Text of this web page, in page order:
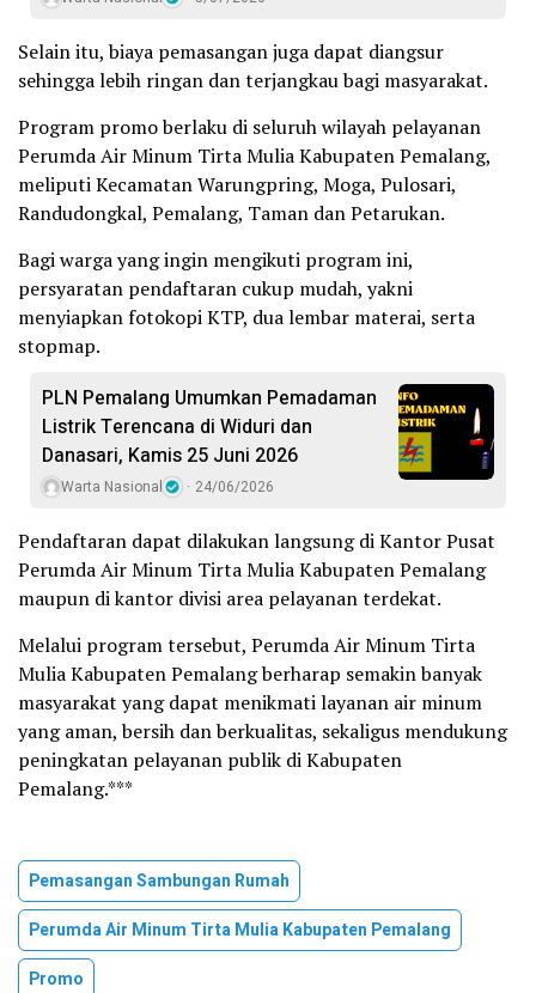
Selain itu, biaya pemasangan juga dapat diangsur
sehingga lebih ringan dan terjangkau bagi masyarakat.
Program promo berlaku di seluruh wilayah pelayanan
Perumda Air Minum Tirta Mulia Kabupaten Pemalang,
meliputi Kecamatan Warungpring, Moga, Pulosari,
Randudongkal, Pemalang, Taman dan Petarukan.
Bagi warga yang ingin mengikuti program ini,
persyaratan pendaftaran cukup mudah, yakni
menyiapkan fotokopi KTP, dua lembar materai, serta
stopmap.
PLN Pemalang Umumkan Pemadaman
Listrik Terencana di Widuri dan
Danasari, Kamis 25 Juni 2026
Warta Nasional 24/06/2026
Pendaftaran dapat dilakukan langsung di Kantor Pusat
Perumda Air Minum Tirta Mulia Kabupaten Pemalang
maupun di kantor divisi area pelayanan terdekat.
Melalui program tersebut, Perumda Air Minum Tirta
Mulia Kabupaten Pemalang berharap semakin banyak
masyarakat yang dapat menikmati layanan air minum
yang aman, bersih dan berkualitas, sekaligus mendukung
peningkatan pelayanan publik di Kabupaten
Pemalang.***
Pemasangan Sambungan Rumah
Perumda Air Minum Tirta Mulia Kabupaten Pemalang
Promo